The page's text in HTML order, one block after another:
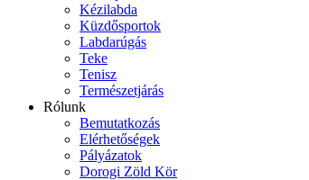
Kézilabda
Küzdősportok
Labdarúgás
Teke
Tenisz
Természetjárás
Rólunk
Bemutatkozás
Elérhetőségek
Pályázatok
Dorogi Zöld Kör